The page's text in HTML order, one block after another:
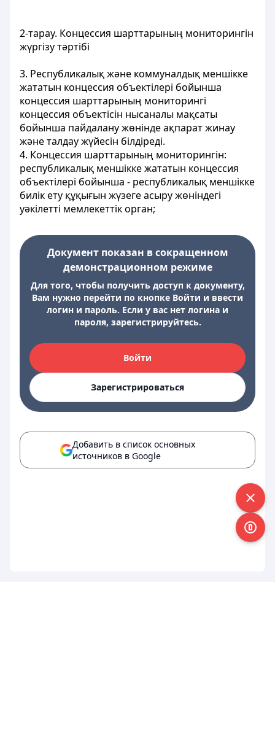
2-тарау. Концессия шарттарының мониторингін
жүргізу тәртібі
3. Республикалық және коммуналдық меншікке
жататын концессия объектілері бойынша
концессия шарттарының мониторингі
концессия объектісін нысаналы мақсаты
бойынша пайдалану жөнінде ақпарат жинау
және талдау жүйесін білдіреді.
4. Концессия шарттарының мониторингін:
республикалық меншікке жататын концессия
объектілері бойынша - республикалық меншікке
билік ету құқығын жүзеге асыру жөніндегі
уәкілетті мемлекеттік орган;
Документ показан в сокращенном
демонстрационном режиме
Для того, чтобы получить доступ к документу,
Вам нужно перейти по кнопке Войти и ввести
логин и пароль. Если у вас нет логина и
пароля, зарегистрируйтесь.
Войти
Зарегистрироваться
Добавить в список основных
источников в Google